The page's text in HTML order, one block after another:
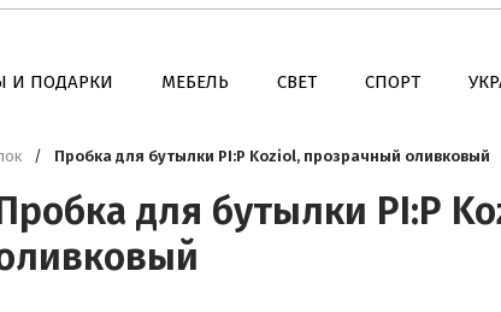
И ПОДАРКИ МЕБЕЛЬ СВЕТ СПОРТ
/ Пробка для бутылки PI:P Koziol, прозрачный оливковый
для бутылки PI:P